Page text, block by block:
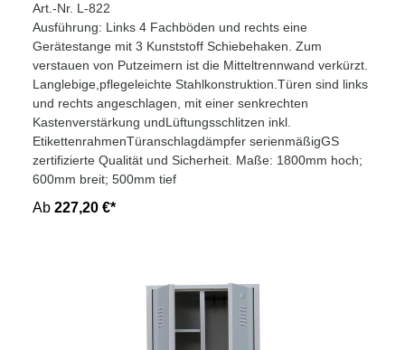
Art.-Nr. L-822
Ausführung: Links 4 Fachböden und rechts eine
Gerätestange mit 3 Kunststoff Schiebehaken. Zum
verstauen von Putzeimern ist die Mitteltrennwand verkürzt.
Langlebige,pflegeleichte Stahlkonstruktion.Türen sind links
und rechts angeschlagen, mit einer senkrechten
Kastenverstärkung undLüftungsschlitzen inkl.
EtikettenrahmenTüranschlagdämpfer serienmäßigGS
zertifizierte Qualität und Sicherheit. Maße: 1800mm hoch;
600mm breit; 500mm tief
Ab 227,20 €*